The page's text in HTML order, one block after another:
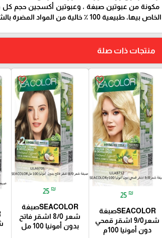
الخاص بيها، طبيعية 100 ٪ خالية من المواد المضرة بالشعر.
منتجات ذات صلة
favorite_border
25 ₪
SEACOLORصبغة
شعر9/0 اشقر قمحي
دون أمونيا 100م
favorite_border
25 ₪
SEACOLORصبغة
شعر 8/0 اشقر فاتح
بدون أمونيا 100 مل